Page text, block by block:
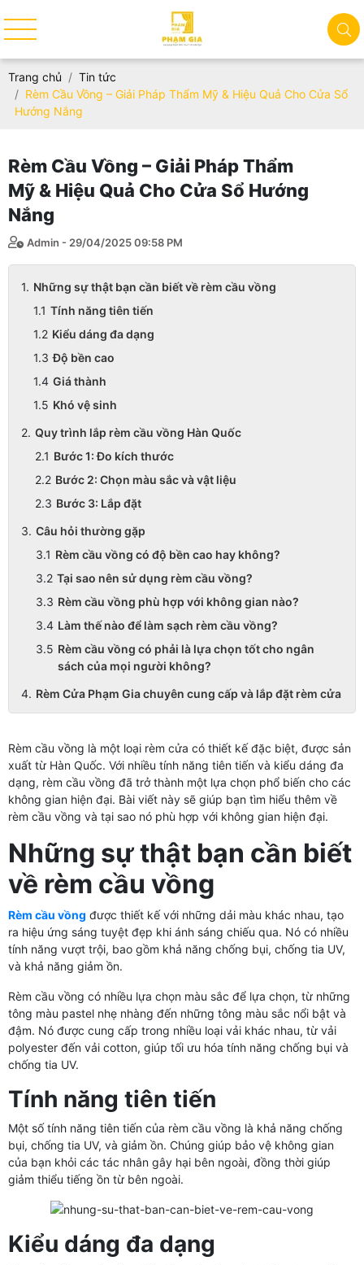
Trang chủ
Tin tức
Rèm Cầu Vồng – Giải Pháp Thẩm Mỹ & Hiệu Quả Cho Cửa Sổ
Hướng Nắng
Rèm Cầu Vồng – Giải Pháp Thẩm
Mỹ & Hiệu Quả Cho Cửa Sổ Hướng
Nắng
Admin - 29/04/2025 09:58 PM
Những sự thật bạn cần biết về rèm cầu vồng
Tính năng tiên tiến
Kiểu dáng đa dạng
Độ bền cao
Giá thành
Khó vệ sinh
Quy trình lắp rèm cầu vồng Hàn Quốc
Bước 1: Đo kích thước
Bước 2: Chọn màu sắc và vật liệu
Bước 3: Lắp đặt
Câu hỏi thường gặp
Rèm cầu vồng có độ bền cao hay không?
Tại sao nên sử dụng rèm cầu vồng?
Rèm cầu vồng phù hợp với không gian nào?
Làm thế nào để làm sạch rèm cầu vồng?
Rèm cầu vồng có phải là lựa chọn tốt cho ngân
sách của mọi người không?
Rèm Cửa Phạm Gia chuyên cung cấp và lắp đặt rèm cửa
Rèm cầu vồng là một loại rèm cửa có thiết kế đặc biệt, được sản
xuất từ Hàn Quốc. Với nhiều tính năng tiên tiến và kiểu dáng đa
dạng, rèm cầu vồng đã trở thành một lựa chọn phổ biến cho các
không gian hiện đại. Bài viết này sẽ giúp bạn tìm hiểu thêm về
rèm cầu vồng và tại sao nó phù hợp với không gian hiện đại.
Những sự thật bạn cần biết
về rèm cầu vồng
Rèm cầu vồng được thiết kế với những dải màu khác nhau, tạo
ra hiệu ứng sáng tuyệt đẹp khi ánh sáng chiếu qua. Nó có nhiều
tính năng vượt trội, bao gồm khả năng chống bụi, chống tia UV,
và khả năng giảm ồn.
Rèm cầu vồng có nhiều lựa chọn màu sắc để lựa chọn, từ những
tông màu pastel nhẹ nhàng đến những tông màu sắc nổi bật và
đậm. Nó được cung cấp trong nhiều loại vải khác nhau, từ vải
polyester đến vải cotton, giúp tối ưu hóa tính năng chống bụi và
chống tia UV.
Tính năng tiên tiến
Một số tính năng tiên tiến của rèm cầu vồng là khả năng chống
bụi, chống tia UV, và giảm ồn. Chúng giúp bảo vệ không gian
của bạn khỏi các tác nhân gây hại bên ngoài, đồng thời giúp
giảm thiểu tiếng ồn từ bên ngoài.
Kiểu dáng đa dạng